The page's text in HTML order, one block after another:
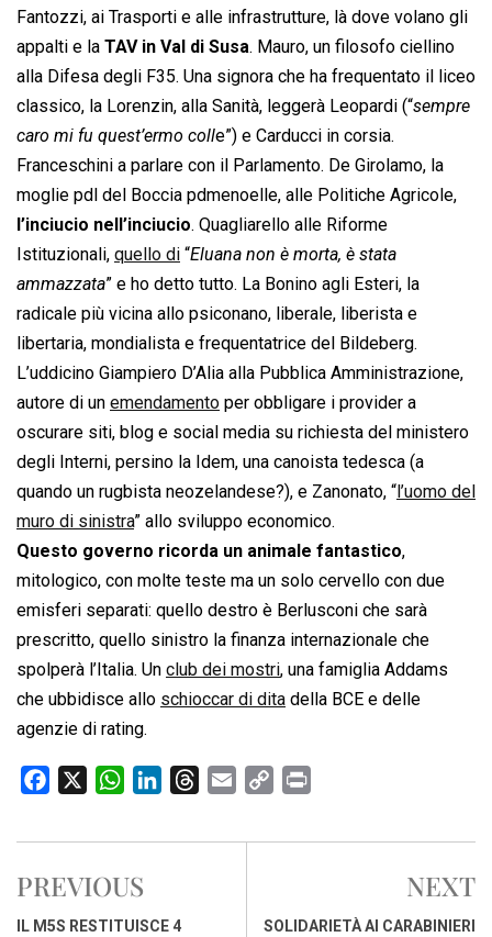
Fantozzi, ai Trasporti e alle infrastrutture, là dove volano gli
appalti e la TAV in Val di Susa. Mauro, un filosofo ciellino
alla Difesa degli F35. Una signora che ha frequentato il liceo
classico, la Lorenzin, alla Sanità, leggerà Leopardi (“sempre
caro mi fu quest’ermo colle”) e Carducci in corsia.
Franceschini a parlare con il Parlamento. De Girolamo, la
moglie pdl del Boccia pdmenoelle, alle Politiche Agricole,
l’inciucio nell’inciucio. Quagliarello alle Riforme
Istituzionali, quello di “Eluana non è morta, è stata
ammazzata” e ho detto tutto. La Bonino agli Esteri, la
radicale più vicina allo psiconano, liberale, liberista e
libertaria, mondialista e frequentatrice del Bildeberg.
L’uddicino Giampiero D’Alia alla Pubblica Amministrazione,
autore di un emendamento per obbligare i provider a
oscurare siti, blog e social media su richiesta del ministero
degli Interni, persino la Idem, una canoista tedesca (a
quando un rugbista neozelandese?), e Zanonato, “ l’uomo del
muro di sinistra” allo sviluppo economico.
Questo governo ricorda un animale fantastico,
mitologico, con molte teste ma un solo cervello con due
emisferi separati: quello destro è Berlusconi che sarà
prescritto, quello sinistro la finanza internazionale che
spolperà l’Italia. Un club dei mostri, una famiglia Addams
che ubbidisce allo schioccar di dita della BCE e delle
agenzie di rating.
c
b
o
W
a
s
A
n
d
r
a
p
i
i
PREVIOUS
IL M5S RESTITUISCE 4
NEXT
SOLIDARIETÀ AI CARABINIERI